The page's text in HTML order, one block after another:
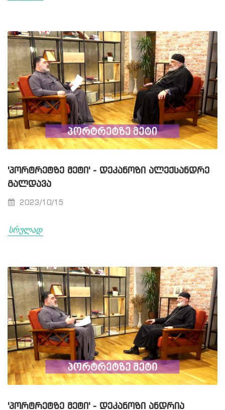
'ᲞᲝᲠᲢᲠᲔᲢᲖᲔ ᲛᲔᲢᲘ' - ᲓᲔᲙᲐᲜᲝᲖᲘ ᲐᲚᲔᲥᲡᲐᲜᲓᲠᲔ
ᲒᲐᲚᲓᲐᲕᲐ
2023/10/15
სრულად
'ᲞᲝᲠᲢᲠᲔᲢᲖᲔ ᲛᲔᲢᲘ' - ᲓᲔᲙᲐᲜᲝᲖᲘ ᲐᲜᲓᲠᲘᲐ